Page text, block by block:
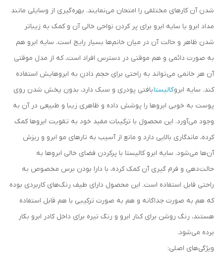
شدن آن کارهای مختلفی را امتحان می‌نمایند. بهره‌گیری از وسایلی مانند
مداد ابرو یا سایه ابرو برای پر کردن نواحی خالی آن و کمک به زیباتر
شدن ظاهر و حالت آن در میان خانم‌ها بسیار رایج است. سایه ابرو هم
به صورت دائمی و هم موقتی در دسترس افراد است، که از مدل موقتی
آن هر خانمی می‌تواند به راحتی برای حجم دادن به ابروهایش استفاده
کند. سایه ابروکالیستابافتی پودری و سبک دارد، بدون پخش شدن روی
پوست به خوبی ابروها را پوشش داده و ظاهری زیبا و طبیعی در آن به
وجود می‌آورد. این محصول با ترکیبات مفید خود به تقویت ابروها کمک
کرده، ماندگاری بالایی دارد و مانع از آسیب به تارهای مو ابرو و ریزش
آن‌ها می‌شود. سایه ابرو کالیستا با پرکردن فضای خالی ابروها به
حالت‌دهی و فرم گیری آن کمک کرده، با دارا بودن برس مخصوص به
راحتی قابل استفاده است. این محصول دارای طیف رنگ‌های کاربردی بوده
که هم به صورت جداگانه و هم به صورت ترکیبی با هم قابل استفاده
هستند، رنگ روشن برای کنار ابرو و رنگ تیره برای داخل کادر ابرو بکار
برده می‌شود.
ویژگی‌های اصلی: